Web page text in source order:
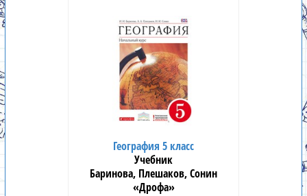
География 5 класс
Учебник
Баринова, Плешаков, Сонин
«Дрофа»